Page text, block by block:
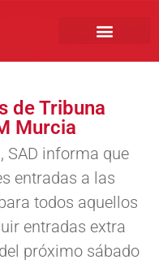
de Tribuna
Murcia
SAD informa que
entradas a las
todos aquellos
entradas extra
próximo sábado